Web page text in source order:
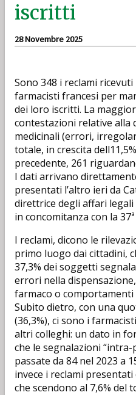
iscritti
28 Novembre 2025
Sono 348 i reclami ricevuti
farmacisti francesi per
dei loro iscritti. La
contestazioni relative alla
medicinali (errori,
totale, in crescita
precedente, 261
I dati arrivano
presentati l’altro ieri da
direttrice degli affari
in concomitanza con la
I reclami, dicono le
primo luogo dai cittadini,
37,3% dei soggetti
errori nella
farmaco o
Subito dietro, con una
(36,3%), ci sono i
altri colleghi: un dato in
che le segnalazioni
passate da 84 nel 2023 a
invece i reclami
che scendono al 7,6% del